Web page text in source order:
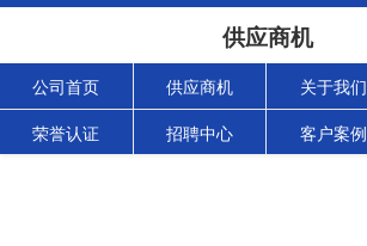
供应商机
公司首页 供应商机 关于我们
荣誉认证 招聘中心 客户案例